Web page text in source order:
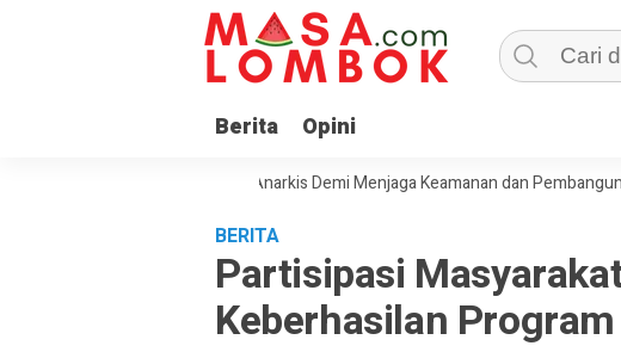
Berita Opini
Masyarakat Tolak Aksi Anarkis Demi Menjaga Keamanan dan Pembangunan
BERITA
Partisipasi
Keberhasilan